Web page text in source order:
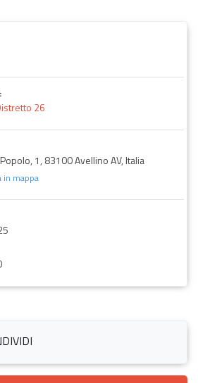
26
1, 83100 Avellino AV, Italia
in mappa